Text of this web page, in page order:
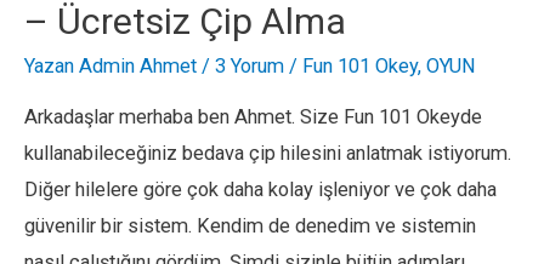
Elmas
Nasıl
– Ücretsiz Çip Alma
Yazan Admin Ahmet / 3 Yorum / Fun 101 Okey, OYUN
Arkadaşlar merhaba ben Ahmet. Size Fun 101 Okeyde
kullanabileceğiniz bedava çip hilesini anlatmak istiyorum.
Diğer hilelere göre çok daha kolay işleniyor ve çok daha
güvenilir bir sistem. Kendim de denedim ve sistemin